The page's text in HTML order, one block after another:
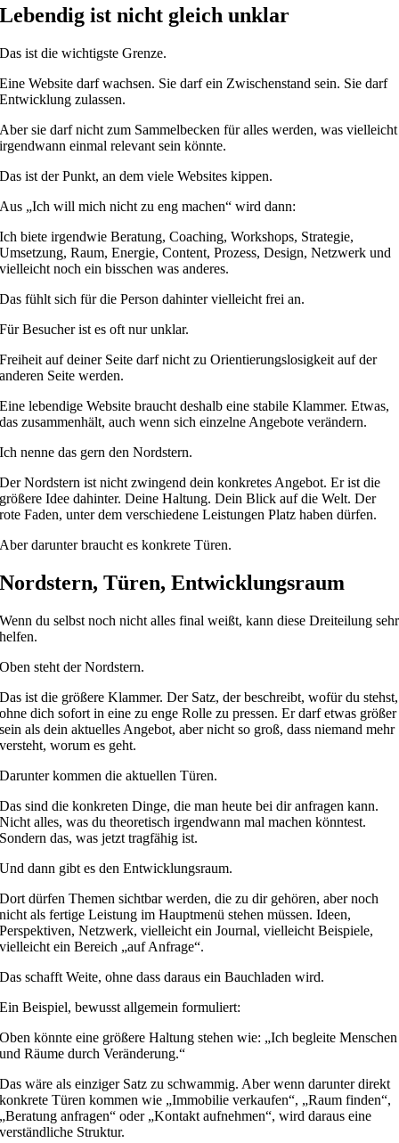
Lebendig ist nicht gleich unklar
Das ist die wichtigste Grenze.
Eine Website darf wachsen. Sie darf ein Zwischenstand sein. Sie darf
Entwicklung zulassen.
Aber sie darf nicht zum Sammelbecken für alles werden, was vielleicht
irgendwann einmal relevant sein könnte.
Das ist der Punkt, an dem viele Websites kippen.
Aus „Ich will mich nicht zu eng machen“ wird dann:
Ich biete irgendwie Beratung, Coaching, Workshops, Strategie,
Umsetzung, Raum, Energie, Content, Prozess, Design, Netzwerk und
vielleicht noch ein bisschen was anderes.
Das fühlt sich für die Person dahinter vielleicht frei an.
Für Besucher ist es oft nur unklar.
Freiheit auf deiner Seite darf nicht zu Orientierungslosigkeit auf der
anderen Seite werden.
Eine lebendige Website braucht deshalb eine stabile Klammer. Etwas,
das zusammenhält, auch wenn sich einzelne Angebote verändern.
Ich nenne das gern den Nordstern.
Der Nordstern ist nicht zwingend dein konkretes Angebot. Er ist die
größere Idee dahinter. Deine Haltung. Dein Blick auf die Welt. Der
rote Faden, unter dem verschiedene Leistungen Platz haben dürfen.
Aber darunter braucht es konkrete Türen.
Nordstern, Türen, Entwicklungsraum
Wenn du selbst noch nicht alles final weißt, kann diese Dreiteilung sehr
helfen.
Oben steht der Nordstern.
Das ist die größere Klammer. Der Satz, der beschreibt, wofür du stehst,
ohne dich sofort in eine zu enge Rolle zu pressen. Er darf etwas größer
sein als dein aktuelles Angebot, aber nicht so groß, dass niemand mehr
versteht, worum es geht.
Darunter kommen die aktuellen Türen.
Das sind die konkreten Dinge, die man heute bei dir anfragen kann.
Nicht alles, was du theoretisch irgendwann mal machen könntest.
Sondern das, was jetzt tragfähig ist.
Und dann gibt es den Entwicklungsraum.
Dort dürfen Themen sichtbar werden, die zu dir gehören, aber noch
nicht als fertige Leistung im Hauptmenü stehen müssen. Ideen,
Perspektiven, Netzwerk, vielleicht ein Journal, vielleicht Beispiele,
vielleicht ein Bereich „auf Anfrage“.
Das schafft Weite, ohne dass daraus ein Bauchladen wird.
Ein Beispiel, bewusst allgemein formuliert:
Oben könnte eine größere Haltung stehen wie: „Ich begleite Menschen
und Räume durch Veränderung.“
Das wäre als einziger Satz zu schwammig. Aber wenn darunter direkt
konkrete Türen kommen wie „Immobilie verkaufen“, „Raum finden“,
„Beratung anfragen“ oder „Kontakt aufnehmen“, wird daraus eine
verständliche Struktur.